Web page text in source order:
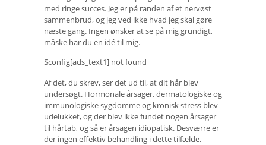
med ringe succes. Jeg er på randen af ​​et nervøst
sammenbrud, og jeg ved ikke hvad jeg skal gøre
næste gang. Ingen ønsker at se på mig grundigt,
måske har du en idé til mig.
$config[ads_text1] not found
Af det, du skrev, ser det ud til, at dit hår blev
undersøgt. Hormonale årsager, dermatologiske og
immunologiske sygdomme og kronisk stress blev
udelukket, og der blev ikke fundet nogen årsager
til hårtab, og så er årsagen idiopatisk. Desværre er
der ingen effektiv behandling i dette tilfælde.